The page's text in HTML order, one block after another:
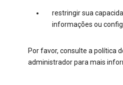
restringir sua
informações ou
Por favor, consulte a política
administrador para mais